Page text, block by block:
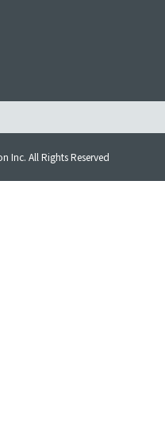
All Rights Reserved